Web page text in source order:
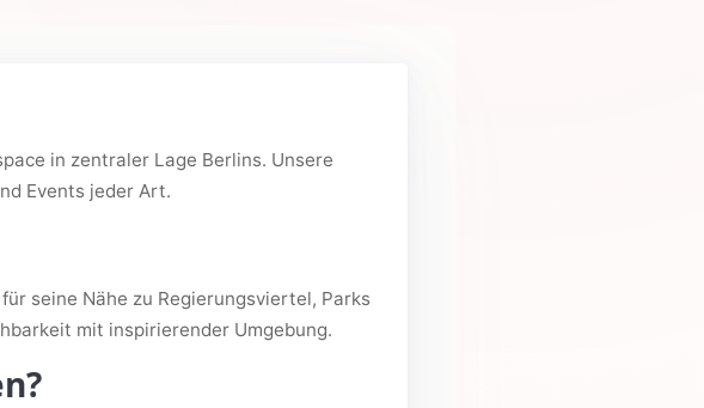
in zentraler Lage Berlins. Unsere
Events jeder Art.
seine Nähe zu Regierungsviertel, Parks
mit inspirierender Umgebung.